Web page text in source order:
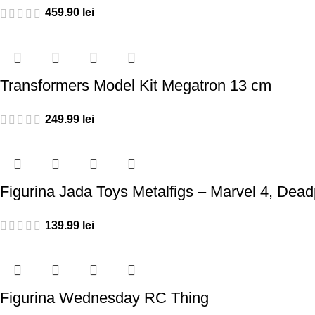
459.90 lei
Transformers Model Kit Megatron 13 cm
249.99 lei
Figurina Jada Toys Metalfigs – Marvel 4,
139.99 lei
Figurina Wednesday RC Thing